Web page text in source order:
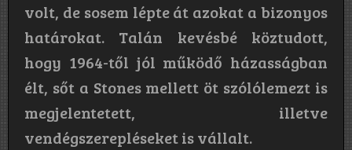
volt, de sosem lépte át azokat a bizonyos
határokat. Talán kevésbé köztudott,
hogy 1964-től jól működő házasságban
élt, sőt a Stones mellett öt szólólemezt is
megjelentetett, illetve
vendégszerepléseket is vállalt.